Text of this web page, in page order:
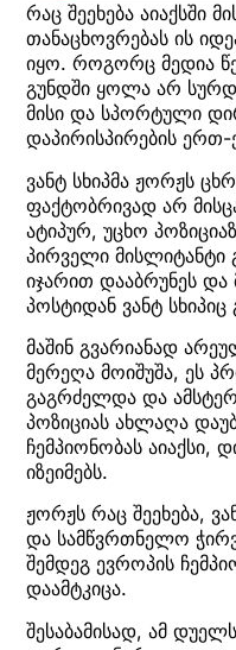
რაც შეეხება აიაქსში
თანაცხოვრებას ის
იყო. როგორც მედია
გუნდში ყოლა არ
მისი და სპორტული
დაპირისპირების ერთ-
ვანტ სხიპმა ჟორჟს
ფაქტობრივად არ
ატიპურ, უცხო
პირველი მისლიტანტი
იჯარით დააბრუნეს
პოსტიდან ვანტ
მაშინ გვარიანად
მერეღა მოიშუშა, ეს
გაგრძელდა და
პოზიციას ახლაღა
ჩემპიონობას
იზეიმებს.
ჟორჟს რაც შეეხება,
და სამწვრთნელო
შემდეგ ევროპის
დაამტკიცა.
შესაბამისად, ამ